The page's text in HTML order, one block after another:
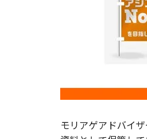
モリアゲアドバイ